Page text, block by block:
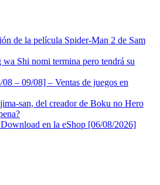
de la película Spider-Man 2 de Sam
Shi nomi termina pero tendrá su
– 09/08] – Ventas de juegos en
san, del creador de Boku no Hero
en la eShop [06/08/2026]